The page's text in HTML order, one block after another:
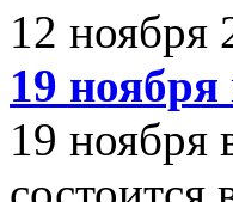
12 ноября
19 ноября
19 ноября